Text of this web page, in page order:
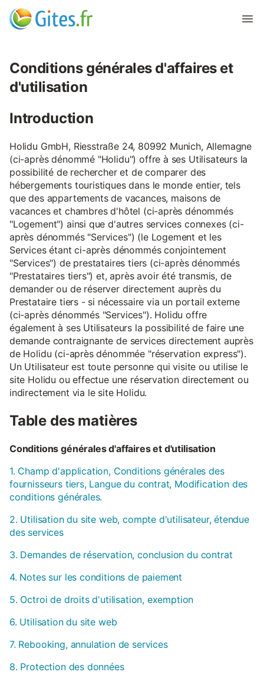
Conditions générales d'affaires et
d'utilisation
Introduction
Holidu GmbH, Riesstraße 24, 80992 Munich, Allemagne
(ci-après dénommé "Holidu") offre à ses Utilisateurs la
possibilité de rechercher et de comparer des
hébergements touristiques dans le monde entier, tels
que des appartements de vacances, maisons de
vacances et chambres d'hôtel (ci-après dénommés
"Logement") ainsi que d'autres services connexes (ci-
après dénommés "Services") (le Logement et les
Services étant ci-après dénommés conjointement
"Services") de prestataires tiers (ci-après dénommés
"Prestataires tiers") et, après avoir été transmis, de
demander ou de réserver directement auprès du
Prestataire tiers - si nécessaire via un portail externe
(ci-après dénommés "Services"). Holidu offre
également à ses Utilisateurs la possibilité de faire une
demande contraignante de services directement auprès
de Holidu (ci-après dénommée "réservation express").
Un Utilisateur est toute personne qui visite ou utilise le
site Holidu ou effectue une réservation directement ou
indirectement via le site Holidu.
Table des matières
Conditions générales d'affaires et d'utilisation
1. Champ d'application, Conditions générales des
fournisseurs tiers, Langue du contrat, Modification des
conditions générales.
2. Utilisation du site web, compte d'utilisateur, étendue
des services
3. Demandes de réservation, conclusion du contrat
4. Notes sur les conditions de paiement
5. Octroi de droits d'utilisation, exemption
6. Utilisation du site web
7. Rebooking, annulation de services
8. Protection des données